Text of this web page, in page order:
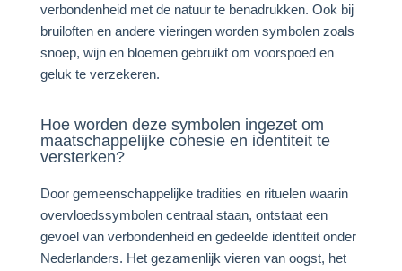
verbondenheid met de natuur te benadrukken. Ook bij
bruiloften en andere vieringen worden symbolen zoals
snoep, wijn en bloemen gebruikt om voorspoed en
geluk te verzekeren.
Hoe worden deze symbolen ingezet om
maatschappelijke cohesie en identiteit te
versterken?
Door gemeenschappelijke tradities en rituelen waarin
overvloedssymbolen centraal staan, ontstaat een
gevoel van verbondenheid en gedeelde identiteit onder
Nederlanders. Het gezamenlijk vieren van oogst, het